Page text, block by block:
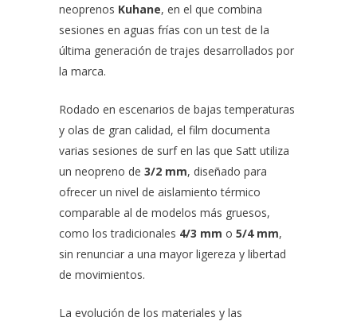
neoprenos Kuhane, en el que combina
sesiones en aguas frías con un test de la
última generación de trajes desarrollados por
la marca.
Rodado en escenarios de bajas temperaturas
y olas de gran calidad, el film documenta
varias sesiones de surf en las que Satt utiliza
un neopreno de 3/2 mm, diseñado para
ofrecer un nivel de aislamiento térmico
comparable al de modelos más gruesos,
como los tradicionales 4/3 mm o 5/4 mm,
sin renunciar a una mayor ligereza y libertad
de movimientos.
La evolución de los materiales y las